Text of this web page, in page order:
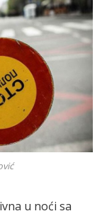
u noći sa